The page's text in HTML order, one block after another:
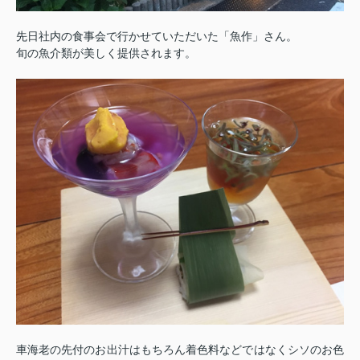
先日社内の食事会で行かせていただいた「魚作」さん。
旬の魚介類が美しく提供されます。
車海老の先付のお出汁はもちろん着色料などではなくシソのお色